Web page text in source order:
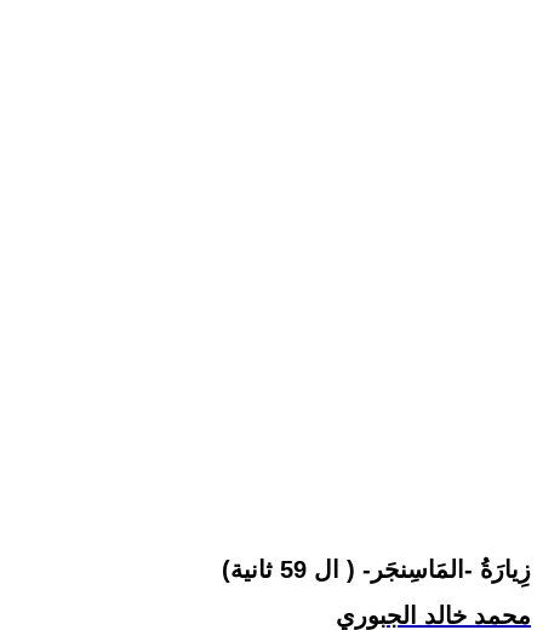
زِيارَةُ -المَاسِنجَر- ( ال 59 ثانية)
محمد خالد الجبوري